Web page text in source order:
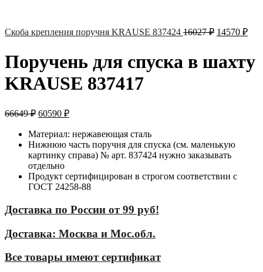
Скоба крепления поручня KRAUSE 837424 16027₽ 14570 ₽
Поручень для спуска в шахту
KRAUSE 837417
66649₽ 60590 ₽
Материал: нержавеющая сталь
Нижнюю часть поручня для спуска (см. маленькую
картинку справа) № арт. 837424 нужно заказывать
отдельно
Продукт сертифицирован в строгом соответствии с
ГОСТ 24258-88
Доставка по России от 99 руб!
Доставка: Москва и Мос.обл.
Все товары имеют сертификат